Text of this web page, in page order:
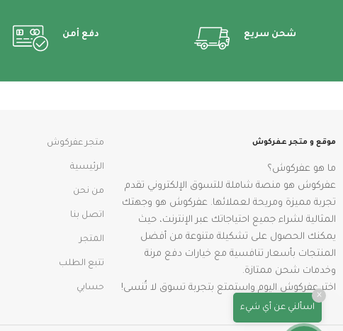
شحن سريع دفع أمن
موقع و متجر عفركوش
ما هو عفركوش؟
عفركوش هو منصة شاملة للتسوق الإلكتروني تقدم
تجربة مميزة ومريحة لعملائها. عفركوش هو وجهتك
المثالية لشراء جميع احتياجاتك عبر الإنترنت، حيث
يمكنك الحصول على تشكيلة متنوعة من أفضل
المنتجات بأسعار تنافسية مع خيارات دفع مرنة
وخدمات شحن ممتازة.
اختر عفركوش اليوم واستمتع بتجربة تسوق لا تُنسى!
متجر عفركوش
الرئيسية
من نحن
اتصل بنا
المتجر
تتبع الطلب
حسابي
اسألني عن أي شيء
×